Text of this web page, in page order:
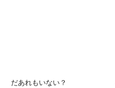
だあれもいない？